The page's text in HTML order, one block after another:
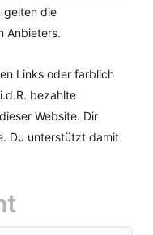
gelten die
Anbieters.
Links oder farblich
bezahlte
Website. Dir
Du unterstützt damit